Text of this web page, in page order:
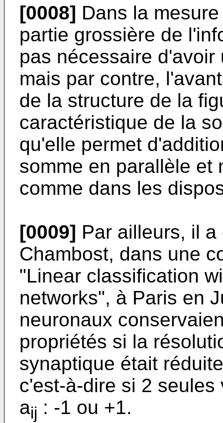
[0008] Dans la
partie grossière de
pas nécessaire
mais par contre,
de la structure de la
caractéristique de la
qu'elle permet
somme en parallèle et
comme dans les
[0009] Par ailleurs, il
Chambost, dans une
"Linear classification
networks", à Paris en
neuronaux
propriétés si la
synaptique était
c'est-à-dire si 2
aij : -1 ou +1.